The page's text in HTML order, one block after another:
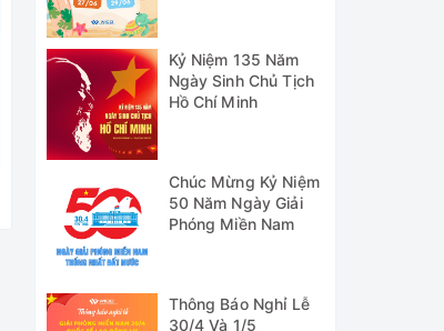
Kỷ Niệm 135 Năm
Ngày Sinh Chủ Tịch
Hồ Chí Minh
Chúc Mừng Kỷ Niệm
50 Năm Ngày Giải
Phóng Miền Nam
Thông Báo Nghỉ Lễ
30/4 Và 1/5